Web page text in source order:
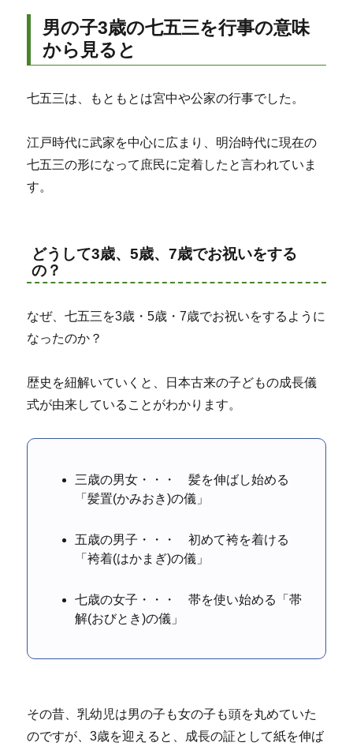
男の子3歳の七五三を行事の意味
から見ると
七五三は、もともとは宮中や公家の行事でした。
江戸時代に武家を中心に広まり、明治時代に現在の
七五三の形になって庶民に定着したと言われていま
す。
どうして3歳、5歳、7歳でお祝いをする
の？
なぜ、七五三を3歳・5歳・7歳でお祝いをするように
なったのか？
歴史を紐解いていくと、日本古来の子どもの成長儀
式が由来していることがわかります。
三歳の男女・・・ 髪を伸ばし始める
「髪置(かみおき)の儀」
五歳の男子・・・ 初めて袴を着ける
「袴着(はかまぎ)の儀」
七歳の女子・・・ 帯を使い始める「帯
解(おびとき)の儀」
その昔、乳幼児は男の子も女の子も頭を丸めていた
のですが、3歳を迎えると、成長の証として紙を伸ば